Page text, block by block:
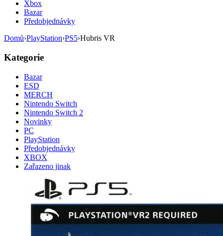
Xbox
Bazar
Předobjednávky
Domů›PlayStation›PS5›Hubris VR
Kategorie
Bazar
ESD
MERCH
Nintendo Switch
Nintendo Switch 2
Novinky
PC
PlayStation
Předobjednávky
XBOX
Zařazeno jinak